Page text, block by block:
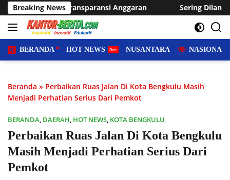
Langsung
ke
konten
Breaking News
Anggaran Sering Dilanda Genangan, Desa
BERANDA HOT NEWS NUSANTARA NASIONAL
Beranda » Perbaikan Ruas Jalan Di Kota Bengkulu Masih
Menjadi Perhatian Serius Dari Pemkot
BERANDA, DAERAH, HOT NEWS, KOTA BENGKULU
Perbaikan Ruas Jalan Di Kota Bengkulu
Masih Menjadi Perhatian Serius Dari
Pemkot